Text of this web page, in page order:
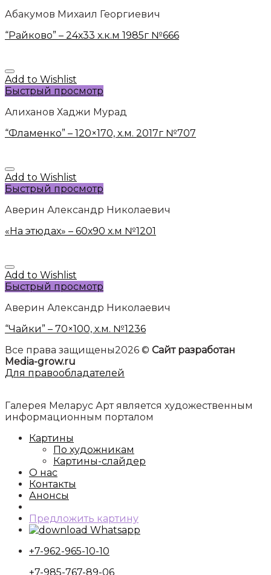
Абакумов Михаил Георгиевич
“Райково” – 24х33 х.к.м 1985г №666
Add to Wishlist
Быстрый просмотр
Алиханов Хаджи Мурад
“Фламенко” – 120×170, х.м. 2017г №707
Add to Wishlist
Быстрый просмотр
Аверин Александр Николаевич
«На этюдах» – 60х90 х.м №1201
Add to Wishlist
Быстрый просмотр
Аверин Александр Николаевич
“Чайки” – 70×100, х.м. №1236
Все права защищены2026 © Сайт разработан
Media-grow.ru
Для правообладателей
Галерея Меларус Арт является художественным
информационным порталом
Картины
По художникам
Картины-слайдер
О нас
Контакты
Анонсы
Предложить картину
Whatsapp
+7-962-965-10-10
+7-985-767-89-06